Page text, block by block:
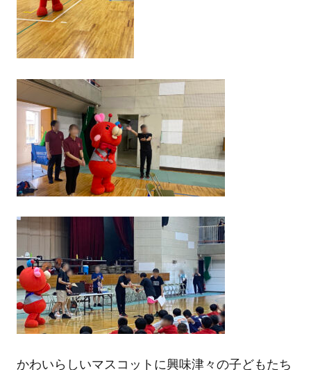
かわいらしいマスコットに興味津々の子どもたち